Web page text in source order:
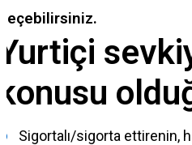
Sigortalı/sigorta ettirenin,